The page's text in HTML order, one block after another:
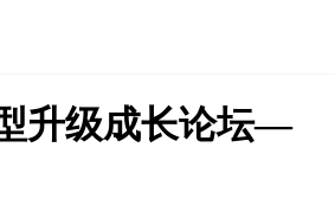
升级成长论坛—